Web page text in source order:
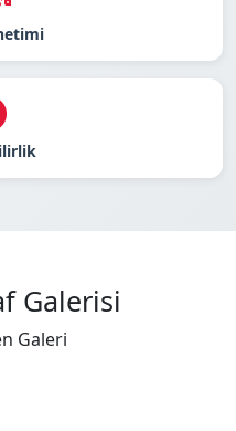
Galerisi
Galeri